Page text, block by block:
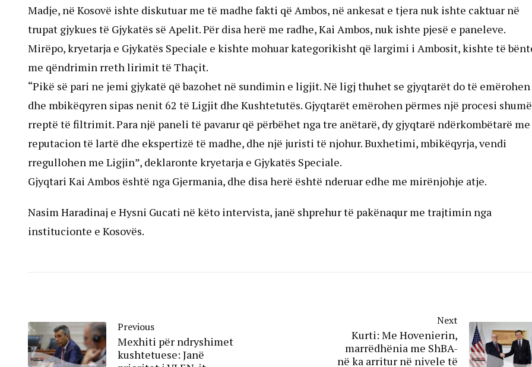
Madje, në Kosovë ishte diskutuar me të madhe fakti që Ambos, në ankesat e tjera nuk ishte caktuar në
trupat gjykues të Gjykatës së Apelit. Për disa herë me radhe, Kai Ambos, nuk ishte pjesë e paneleve.
Mirëpo, kryetarja e Gjykatës Speciale e kishte mohuar kategorikisht që largimi i Ambosit, kishte të
me qëndrimin rreth lirimit të Thaçit.
“Pikë së pari ne jemi gjykatë që bazohet në sundimin e ligjit. Në ligj thuhet se gjyqtarët do të emërohen
dhe mbikëqyren sipas nenit 62 të Ligjit dhe Kushtetutës. Gjyqtarët emërohen përmes një procesi
rreptë të filtrimit. Para një paneli të pavarur që përbëhet nga tre anëtarë, dy gjyqtarë ndërkombëtarë me
reputacion të lartë dhe ekspertizë të madhe, dhe një juristi të njohur. Buxhetimi, mbikëqyrja, vendi
rregullohen me Ligjin”, deklaronte kryetarja e Gjykatës Speciale.
Gjyqtari Kai Ambos është nga Gjermania, dhe disa herë është nderuar edhe me mirënjohje atje.
Nasim Haradinaj e Hysni Gucati në këto intervista, janë shprehur të pakënaqur me trajtimin nga
institucionte e Kosovës.
Previous
Mexhiti për ndryshimet
kushtetuese: Janë
Next
Kurti: Me Hovenierin,
marrëdhënia me ShBA-
në ka arritur në nivele të